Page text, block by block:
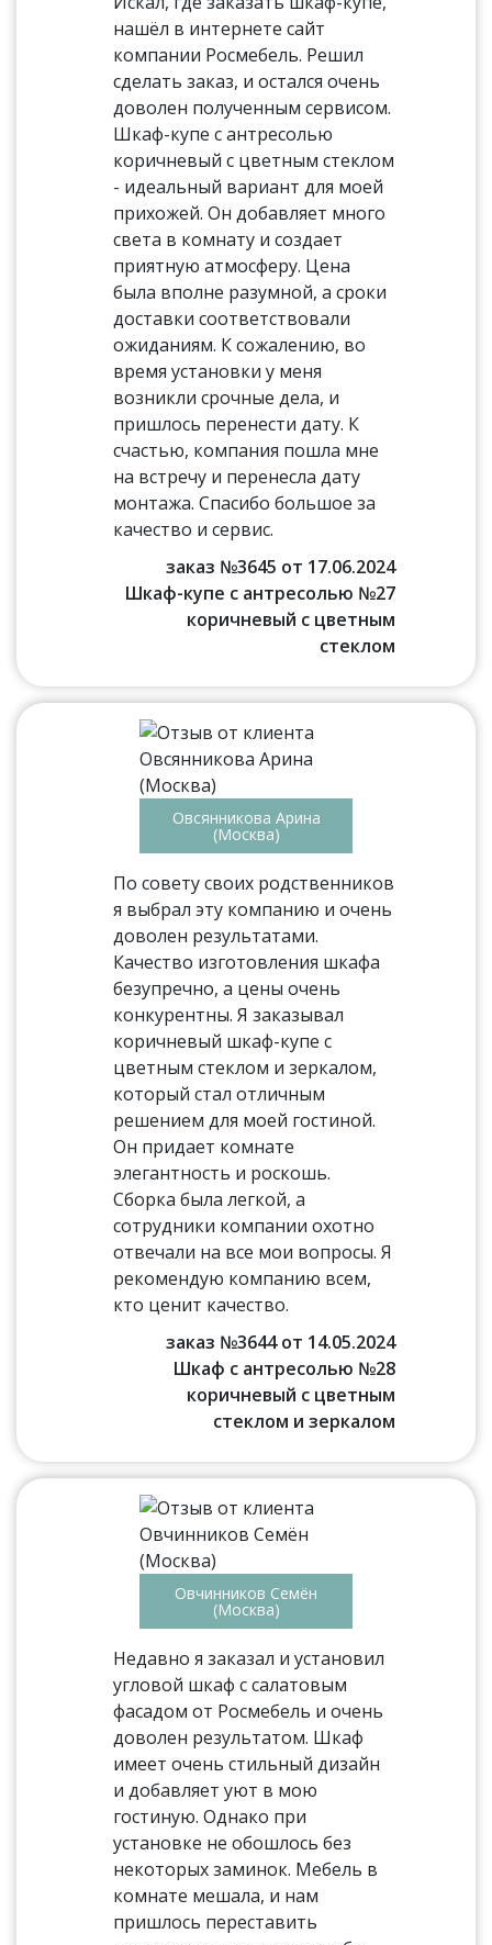
нашёл в интернете сайт
компании Росмебель. Решил
сделать заказ, и остался очень
доволен полученным сервисом.
Шкаф-купе с антресолью
коричневый с цветным стеклом
- идеальный вариант для моей
прихожей. Он добавляет много
света в комнату и создает
приятную атмосферу. Цена
была вполне разумной, а сроки
доставки соответствовали
ожиданиям. К сожалению, во
время установки у меня
возникли срочные дела, и
пришлось перенести дату. К
счастью, компания пошла мне
на встречу и перенесла дату
монтажа. Спасибо большое за
качество и сервис.
заказ №3645 от 17.06.2024
Шкаф-купе с антресолью №27
коричневый с цветным
стеклом
Овсянникова Арина
(Москва)
По совету своих родственников
я выбрал эту компанию и очень
доволен результатами.
Качество изготовления шкафа
безупречно, а цены очень
конкурентны. Я заказывал
коричневый шкаф-купе с
цветным стеклом и зеркалом,
который стал отличным
решением для моей гостиной.
Он придает комнате
элегантность и роскошь.
Сборка была легкой, а
сотрудники компании охотно
отвечали на все мои вопросы. Я
рекомендую компанию всем,
кто ценит качество.
заказ №3644 от 14.05.2024
Шкаф с антресолью №28
коричневый с цветным
стеклом и зеркалом
Овчинников Семён
(Москва)
Недавно я заказал и установил
угловой шкаф с салатовым
фасадом от Росмебель и очень
доволен результатом. Шкаф
имеет очень стильный дизайн
и добавляет уют в мою
гостиную. Однако при
установке не обошлось без
некоторых заминок. Мебель в
комнате мешала, и нам
пришлось переставить